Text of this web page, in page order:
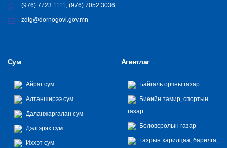
(976) 7723 1111, (976) 7052 3036
zdtg@dornogovi.gov.mn
Сум
Айраг сум
Алтанширээ сум
Даланжаргалан сум
Дэлгэрэх сум
Иххэт сум
Агентлаг
Байгаль орчны газар
Биеийн тамир, спортын
газар
Боловсролын газар
Газрын харилцаа, барилга,